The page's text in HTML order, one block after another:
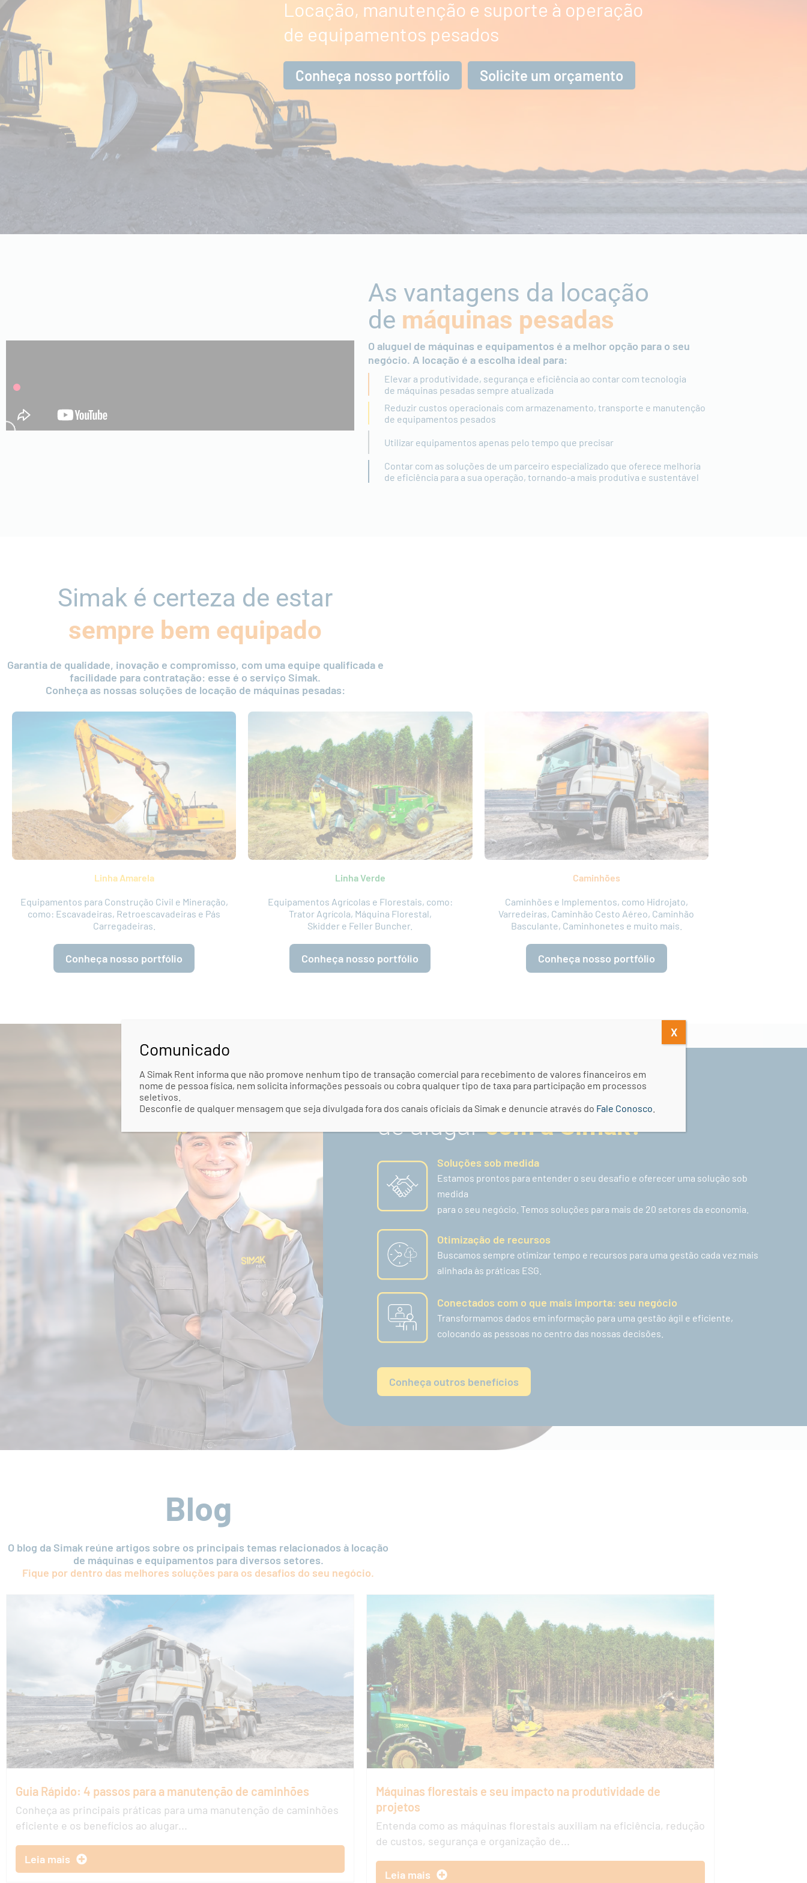
Locação, manutenção e suporte à operação
de equipamentos pesados
Conheça nosso portfólio Solicite um orçamento
As vantagens da locação
de máquinas pesadas
O aluguel de máquinas e equipamentos é a melhor opção para o seu
negócio. A locação é a escolha ideal para:
Elevar a produtividade, segurança e eficiência ao contar com tecnologia
de máquinas pesadas sempre atualizada
Reduzir custos operacionais com armazenamento, transporte e manutenção
de equipamentos pesados
Utilizar equipamentos apenas pelo tempo que precisar
Contar com as soluções de um parceiro especializado que oferece melhoria
de eficiência para a sua operação, tornando-a mais produtiva e sustentável
Simak é certeza de estar
sempre bem equipado
Garantia de qualidade, inovação e compromisso, com uma equipe qualificada e
facilidade para contratação: esse é o serviço Simak.
Conheça as nossas soluções de locação de máquinas pesadas:
Linha Amarela
Equipamentos para Construção Civil e Mineração,
como: Escavadeiras, Retroescavadeiras e Pás
Carregadeiras.
Conheça nosso portfólio
Linha Verde
Equipamentos Agrícolas e Florestais, como:
Trator Agrícola, Máquina Florestal,
Skidder e Feller Buncher.
Conheça nosso portfólio
Caminhões
Caminhões e Implementos, como Hidrojato,
Varredeiras, Caminhão Cesto Aéreo, Caminhão
Basculante, Caminhonetes e muito mais.
Conheça nosso portfólio
Quais os benefícios
de alugarcom a Simak?
Soluções sob medida
Estamos prontos para entender o seu desafio e oferecer uma solução sob
medida
para o seu negócio. Temos soluções para mais de 20 setores da economia.
Otimização de recursos
Buscamos sempre otimizar tempo e recursos para uma gestão cada vez mais
alinhada às práticas ESG.
Conectados com o que mais importa: seu negócio
Transformamos dados em informação para uma gestão ágil e eficiente,
colocando as pessoas no centro das nossas decisões.
Conheça outros benefícios
Blog
O blog da Simak reúne artigos sobre os principais temas relacionados à locação
de máquinas e equipamentos para diversos setores.
Fique por dentro das melhores soluções para os desafios do seu negócio.
Guia Rápido: 4 passos para a manutenção de caminhões
Conheça as principais práticas para uma manutenção de caminhões
eficiente e os benefícios ao alugar...
Leia mais
Máquinas florestais e seu impacto na produtividade de
projetos
Entenda como as máquinas florestais auxiliam na eficiência, redução
de custos, segurança e organização de...
Leia mais
Comunicado
A Simak Rent informa que não promove nenhum tipo de transação comercial para recebimento de valores financeiros em
nome de pessoa física, nem solicita informações pessoais ou cobra qualquer tipo de taxa para participação em processos
seletivos.
Desconfie de qualquer mensagem que seja divulgada fora dos canais oficiais da Simak e denuncie através do Fale Conosco
X